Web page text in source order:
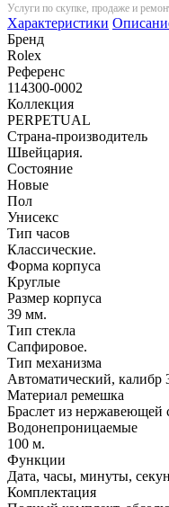
Услуги по скупке, продаже и
Характеристики
Бренд
Rolex
Референс
114300-0002
Коллекция
PERPETUAL
Страна-производитель
Швейцария.
Состояние
Новые
Пол
Унисекс
Тип часов
Классические.
Форма корпуса
Круглые
Размер корпуса
39 мм.
Тип стекла
Сапфировое.
Тип механизма
Автоматический, калибр
Материал ремешка
Браслет из нержавеющей
Водонепроницаемые
100 м.
Функции
Дата, часы, минуты,
Комплектация